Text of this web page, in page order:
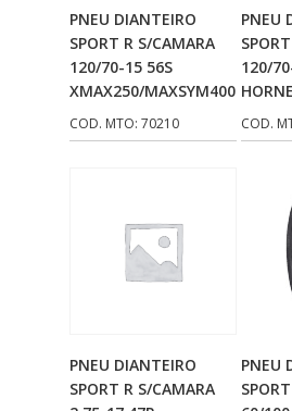
PUCS
QUALLYMOTOS
RADNAQ
RIFFEL
RONCAR
SIVERST
SORETTO
Adicionar Ao
Carrinho
PNEU DIANTEIRO
SPORT R S/CAMARA
120/70-15 56S
XMAX250/MAXSYM400
COD. MTO: 70210
PNEU
120/
COD.
Adicionar Ao
Carrinho
PNEU DIANTEIRO
SPORT R S/CAMARA
PNEU